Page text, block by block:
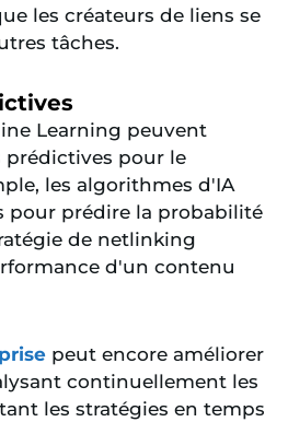
les créateurs de liens se
tâches.
Learning peuvent
prédictives pour le
les algorithmes d'IA
pour prédire la probabilité
de netlinking
d'un contenu
peut encore améliorer
continuellement les
les stratégies en temps